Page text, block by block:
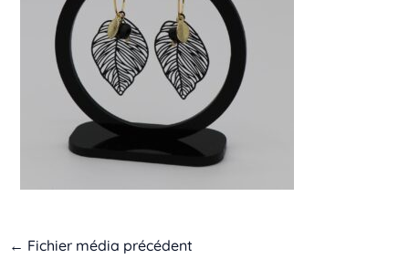
← Fichier média précédent